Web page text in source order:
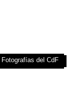
Fotografías del CdF